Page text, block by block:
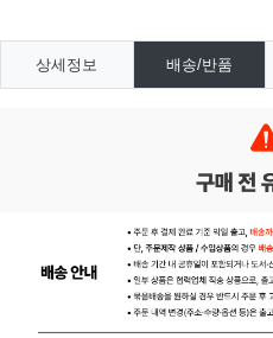
상세정보 배송/반품